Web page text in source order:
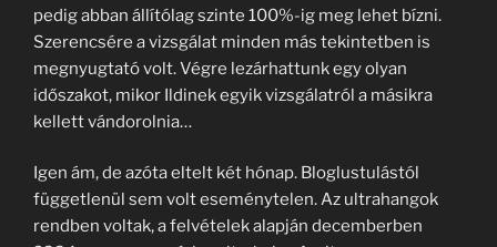
pedig abban állítólag szinte 100%-ig meg lehet bízni.
Szerencsére a vizsgálat minden más tekintetben is
megnyugtató volt. Végre lezárhattunk egy olyan
időszakot, mikor Ildinek egyik vizsgálatról a másikra
kellett vándorolnia…
Igen ám, de azóta eltelt két hónap. Bloglustulástól
függetlenül sem volt eseménytelen. Az ultrahangok
rendben voltak, a felvételek alapján decemberben